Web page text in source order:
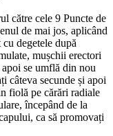
către cele 9 Puncte de
de mai jos, aplicând
degetele după
mușchii erectori
apoi se umflă din nou
câteva secunde și apoi
fiolă pe cărări radiale
începând de la
ca să promovați